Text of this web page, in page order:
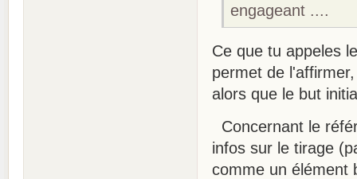
engageant ....
Ce que tu appeles
permet de
alors que le but
Concernant le
infos sur le tirage
comme un élément